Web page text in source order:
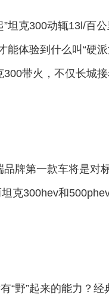
”坦克300动辄13l/百
能体验到什么叫“硬
带火，不仅长城
牌第一款车将是对
克300hev和
“野”起来的能力？